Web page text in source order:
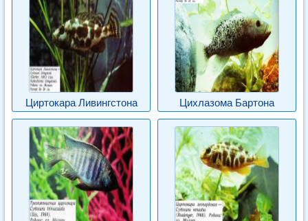
Циртокара Ливингстона Цихлазома Бартона